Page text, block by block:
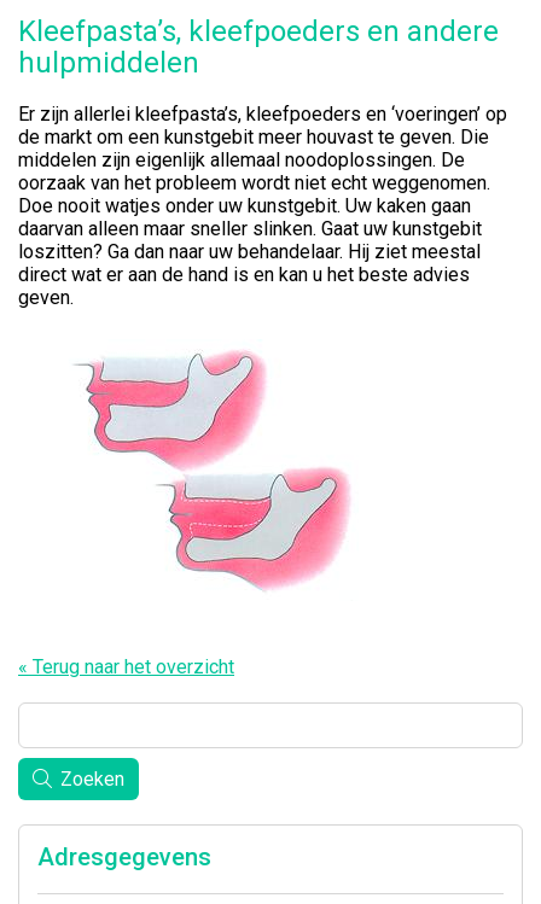
Kleefpasta’s, kleefpoeders en andere
hulpmiddelen
Er zijn allerlei kleefpasta’s, kleefpoeders en ‘voeringen’ op
de markt om een kunstgebit meer houvast te geven. Die
middelen zijn eigenlijk allemaal noodoplossingen. De
oorzaak van het probleem wordt niet echt weggenomen.
Doe nooit watjes onder uw kunstgebit. Uw kaken gaan
daarvan alleen maar sneller slinken. Gaat uw kunstgebit
loszitten? Ga dan naar uw behandelaar. Hij ziet meestal
direct wat er aan de hand is en kan u het beste advies
geven.
« Terug naar het overzicht
Zoeken
Adresgegevens